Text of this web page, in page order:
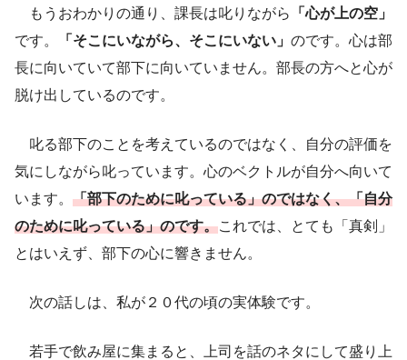
もうおわかりの通り、課長は叱りながら
「心が上の空」
です。
「そこにいながら、そこにいない」 のです。心は部
長に向いていて部下に向いていません。部長の方へと心が
脱け出しているのです。
叱る部下のことを考えているのではなく、自分の評価を
気にしながら叱っています。心のベクトルが自分へ向いて
います。 「部下のために叱っている」のではなく、「自分
のために叱っている」のです。これでは、とても「真剣」
とはいえず、部下の心に響きません。
次の話しは、私が２０代の頃の実体験です。
若手で飲み屋に集まると、上司を話のネタにして盛り上